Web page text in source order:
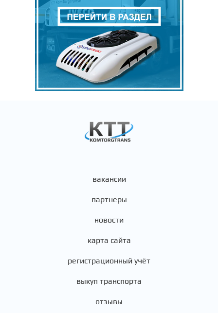
вакансии
партнеры
новости
карта сайта
регистрационный учёт
выкуп транспорта
отзывы